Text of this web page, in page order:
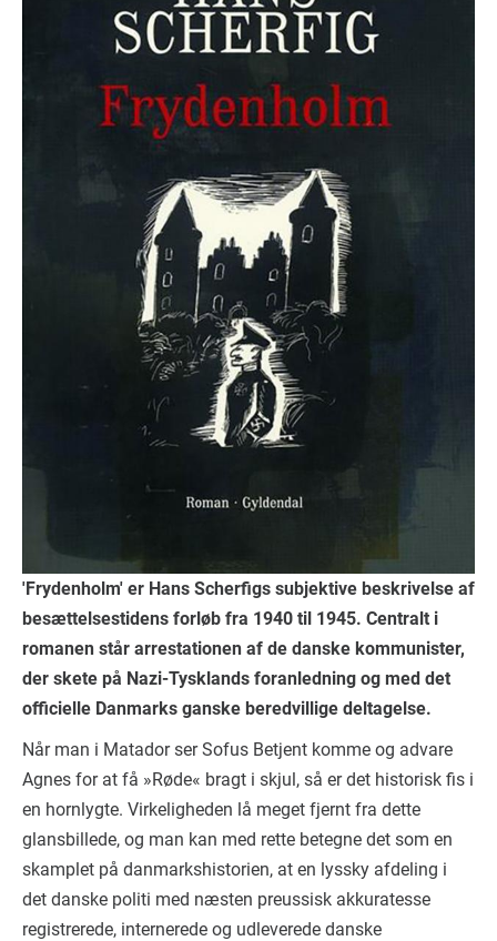
'Frydenholm' er Hans Scherfigs subjektive beskrivelse af
besættelsestidens forløb fra 1940 til 1945. Centralt i
romanen står arrestationen af de danske kommunister,
der skete på Nazi-Tysklands foranledning og med det
officielle Danmarks ganske beredvillige deltagelse.
Når man i Matador ser Sofus Betjent komme og advare
Agnes for at få »Røde« bragt i skjul, så er det historisk fis i
en hornlygte. Virkeligheden lå meget fjernt fra dette
glansbillede, og man kan med rette betegne det som en
skamplet på danmarkshistorien, at en lyssky afdeling i
det danske politi med næsten preussisk akkuratesse
registrerede, internerede og udleverede danske